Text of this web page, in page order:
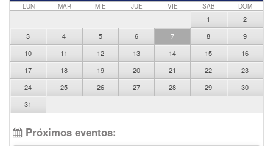
LUN MAR MIE JUE VIE SAB DOM
1
2
3
4 5 6 7 8
9
10
11 12 13 14 15
16
17
18 19 20 21 22
23
24
25 26 27 28 29
30
31
Próximos eventos: